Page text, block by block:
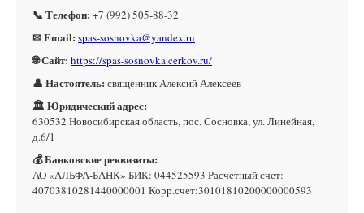
📞 Телефон: +7 (992) 505-88-32
✉ Email: spas-sosnovka@yandex.ru
🌐 Сайт: https://spas-sosnovka.cerkov.ru/
👤 Настоятель: священник Алексий Алексеев
🏛 Юридический адрес:
630532 Новосибирская область, пос. Сосновка, ул. Линейная,
д.6/1
💰 Банковские реквизиты:
АО «АЛЬФА-БАНК» БИК: 044525593 Расчетный счет:
40703810281440000001 Корр.счет:30101810200000000593